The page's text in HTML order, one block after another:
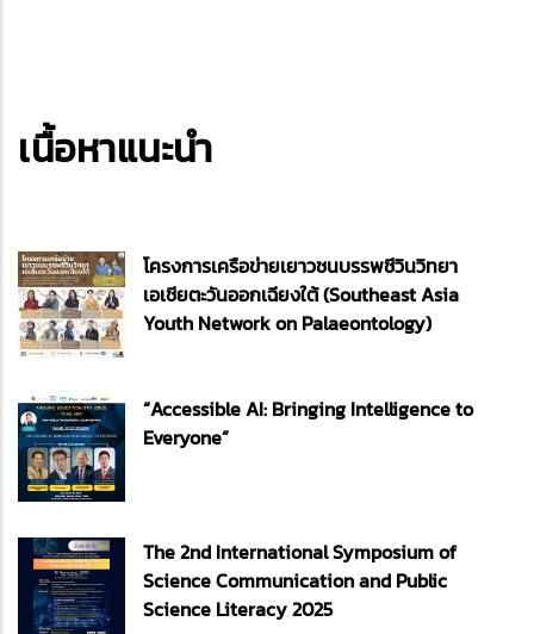
เนื้อหาแนะนำ
โครงการเครือข่ายเยาวชนบรรพชีวินวิทยา
เอเชียตะวันออกเฉียงใต้ (Southeast Asia
Youth Network on Palaeontology)
“Accessible AI: Bringing Intelligence to
Everyone”
The 2nd International Symposium of
Science Communication and Public
Science Literacy 2025